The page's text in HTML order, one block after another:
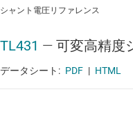
シャント電圧リファレンス
TL431 — 可変高精度
データシート: PDF | HTML